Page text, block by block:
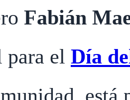
Fabián
para el Día